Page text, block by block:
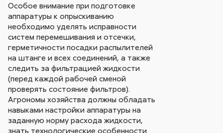
Особое внимание при подготовке
аппаратуры к опрыскиванию
необходимо уделять исправности
систем перемешивания и отсечки,
герметичности посадки распылителей
на штанге и всех соединений, а также
следить за фильтрацией жидкости
(перед каждой рабочей сменой
проверять состояние фильтров).
Агрономы хозяйства должны обладать
навыками настройки аппаратуры на
заданную норму расхода жидкости,
знать технологические особенности